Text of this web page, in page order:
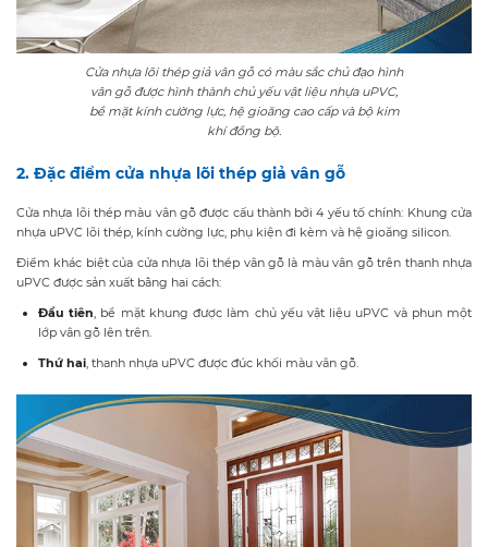
Cửa nhựa lõi thép giả vân gỗ có màu sắc chủ đạo hình
vân gỗ được hình thành chủ yếu vật liệu nhựa uPVC,
bề mặt kính cường lực, hệ gioăng cao cấp và bộ kim
khí đồng bộ.
2. Đặc điểm cửa nhựa lõi thép giả vân gỗ
Cửa nhựa lõi thép màu vân gỗ được cấu thành bởi 4 yếu tố chính: Khung cửa
nhựa uPVC lõi thép, kính cường lực, phụ kiện đi kèm và hệ gioăng silicon.
Điểm khác biệt của cửa nhựa lõi thép vân gỗlà màu vân gỗ trên thanh nhựa
uPVC được sản xuất bằng hai cách:
Đầu tiên, bề mặt khung được làm chủ yếu vật liệu uPVC và phun một
lớp vân gỗ lên trên.
Thứ hai, thanh nhựa uPVC được đúc khối màu vân gỗ.